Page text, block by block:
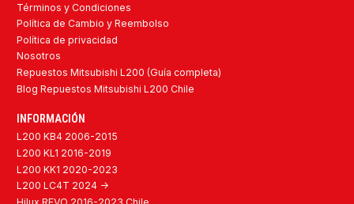
Términos y Condiciones
Política de Cambio y Reembolso
Política de privacidad
Nosotros
Repuestos Mitsubishi L200 (Guía completa)
Blog Repuestos Mitsubishi L200 Chile
INFORMACIÓN
L200 KB4 2006-2015
L200 KL1 2016-2019
L200 KK1 2020-2023
L200 LC4T 2024 ->